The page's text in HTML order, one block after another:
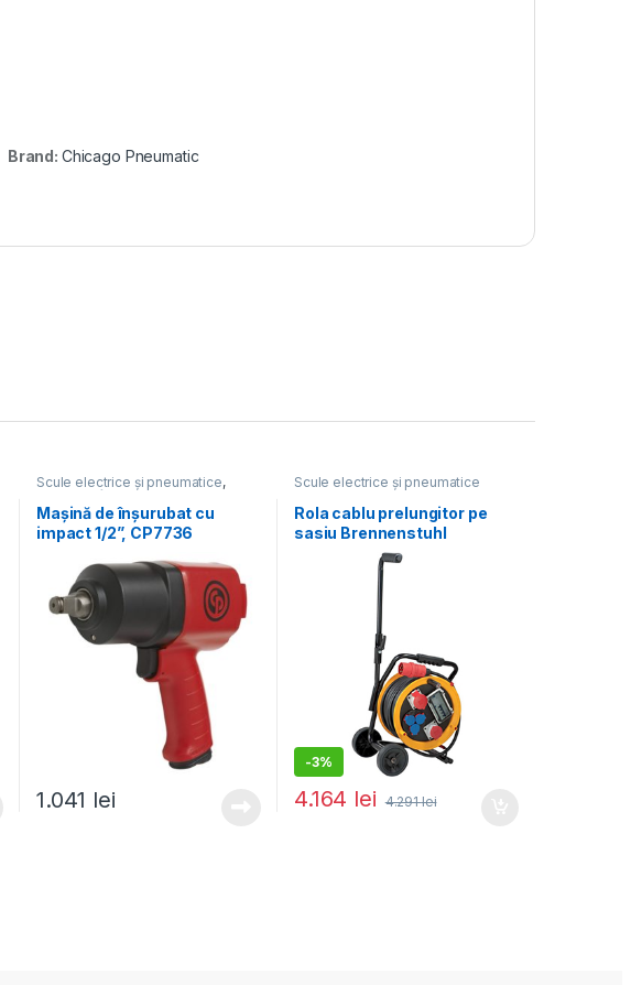
Brand: Chicago Pneumatic
Scule electrice și pneumatice,
Mașini de înșurubat
Mașină de înșurubat cu
impact 1/2”, CP7736
1.041 lei
Scule electrice și pneumatice
Rola cablu prelungitor pe
sasiu Brennenstuhl
1319200010, 30 m, cu
stecher CEE 400 V, 2 prize
CEE 400 V si 3 prize 230 V,
-3%
4.164 lei 4.291lei